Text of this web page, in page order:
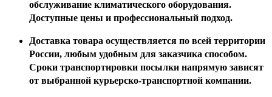
обслуживание климатического оборудования.
Доступные цены и профессиональный подход.
Доставка товара осуществляется по всей территории
России, любым удобным для заказчика способом.
Сроки транспортировки посылки напрямую зависят
от выбранной курьерско-транспортной компании.